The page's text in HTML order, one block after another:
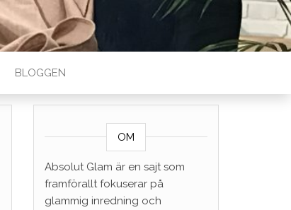
BLOGGEN
OM
Absolut Glam är en sajt som
framförallt fokuserar på
glammig inredning och